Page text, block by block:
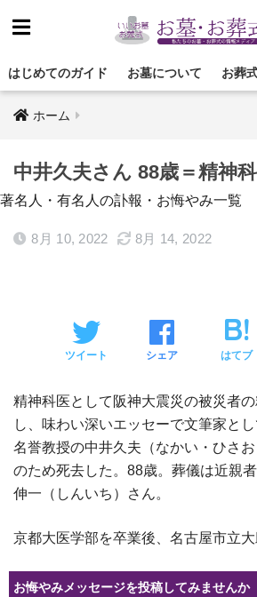
はじめてのガイド お墓について お葬
ホーム
中井久夫さん 88歳＝精神
著名人・有名人の訃報・お悔やみ一覧
8月 10, 2022 8月 14, 2022
ツイート シェア はてブ
精神科医として阪神大震災の被災者
し、味わい深いエッセーで文筆家と
名誉教授の中井久夫（なかい・ひさ
のため死去した。88歳。葬儀は近親
伸一（しんいち）さん。
京都大医学部を卒業後、名古屋市立
お悔やみメッセージを投稿してみませんか